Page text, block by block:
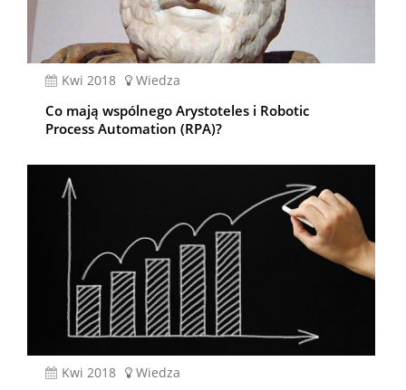
kwi 2018 Wiedza
Co mają wspólnego Arystoteles i Robotic
Process Automation (RPA)?
kwi 2018 Wiedza